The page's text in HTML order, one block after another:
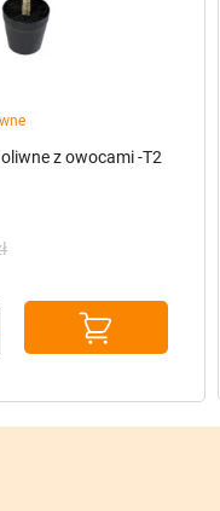
z owocami -T2